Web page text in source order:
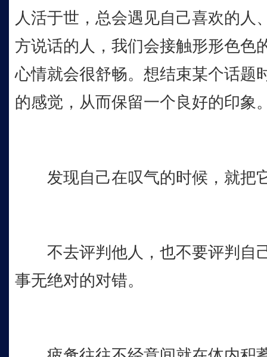
人活于世，总会遇见自己喜欢的人
方说话的人，我们会接触形形色色
心情就会很舒畅。想结束某个话题
的感觉，从而保留一个良好的印象
发现自己在叹气的时候，就把
不去评判他人，也不要评判自
事无绝对的对错。